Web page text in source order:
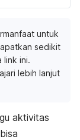
untuk
sedikit
link ini.
lebih lanjut
aktivitas